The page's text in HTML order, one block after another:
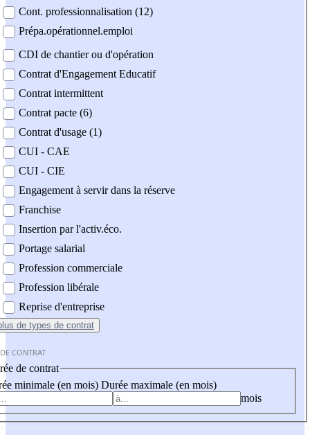
Cont. professionnalisation (12)
Prépa.opérationnel.emploi
CDI de chantier ou d'opération
Contrat d'Engagement Educatif
Contrat intermittent
Contrat pacte (6)
Contrat d'usage (1)
CUI - CAE
CUI - CIE
Engagement à servir dans la réserve
Franchise
Insertion par l'activ.éco.
Portage salarial
Profession commerciale
Profession libérale
Reprise d'entreprise
de types de contrat
CONTRAT
de contrat
minimale (en mois) Durée maximale (en mois)
mois